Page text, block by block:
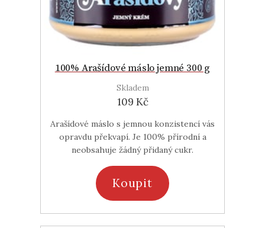
100% Arašídové máslo jemné 300 g
Skladem
109 Kč
Arašídové máslo s jemnou konzistencí vás
opravdu překvapí. Je 100% přírodní a
neobsahuje žádný přidaný cukr.
Koupit